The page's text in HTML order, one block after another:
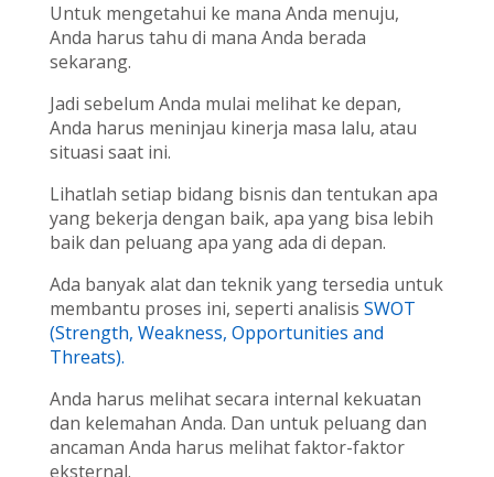
Untuk mengetahui ke mana Anda menuju,
Anda harus tahu di mana Anda berada
sekarang.
Jadi sebelum Anda mulai melihat ke depan,
Anda harus meninjau kinerja masa lalu, atau
situasi saat ini.
Lihatlah setiap bidang bisnis dan tentukan apa
yang bekerja dengan baik, apa yang bisa lebih
baik dan peluang apa yang ada di depan.
Ada banyak alat dan teknik yang tersedia untuk
membantu proses ini, seperti analisis SWOT
(Strength, Weakness, Opportunities and
Threats).
Anda harus melihat secara internal kekuatan
dan kelemahan Anda. Dan untuk peluang dan
ancaman Anda harus melihat faktor-faktor
eksternal.